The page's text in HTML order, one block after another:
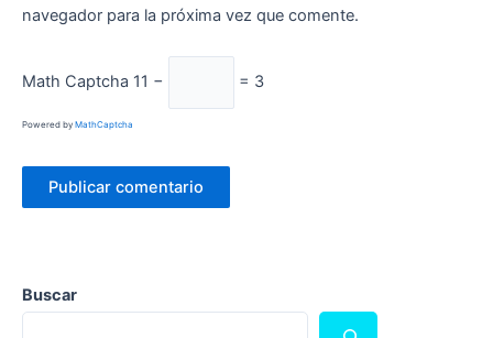
navegador para la próxima vez que comente.
Math Captcha 11 − = 3
Powered by MathCaptcha
Buscar